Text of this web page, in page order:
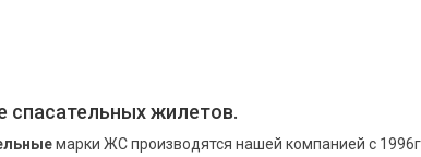
спасательных жилетов.
марки ЖС производятся нашей компанией с